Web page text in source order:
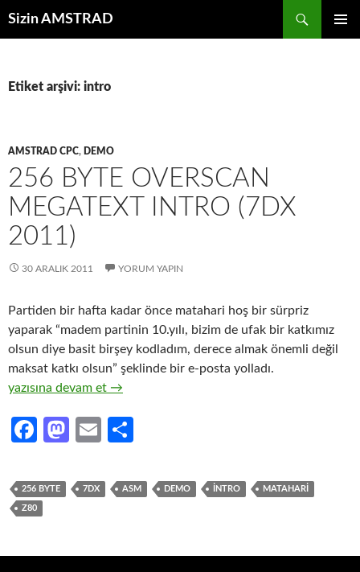
Sizin AMSTRAD
Etiket arşivi: intro
AMSTRAD CPC, DEMO
256 BYTE OVERSCAN
MEGATEXT INTRO (7DX
2011)
30 ARALIK 2011 YORUM YAPIN
Partiden bir hafta kadar önce matahari hoş bir sürpriz
yaparak “madem partinin 10.yılı, bizim de ufak bir katkımız
olsun diye basit birşey kodladım, derece almak önemli değil
maksat katkı olsun” şeklinde bir e-posta yolladı.
256 byte Overscan MEGATEXT Intro (7DX 2011)
yazısına devam et →
Fa
b
o
k
M
to
n
E
ail ar
256 BYTE 7DX ASM DEMO INTRO MATAHARI
Z80